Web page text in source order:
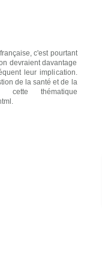
c'est pourtant
devraient davantage
leur implication.
de la santé et de la
thématique